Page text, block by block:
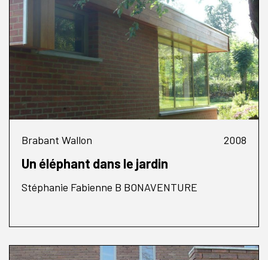
Brabant Wallon 2008
Un éléphant dans le jardin
Stéphanie Fabienne B BONAVENTURE